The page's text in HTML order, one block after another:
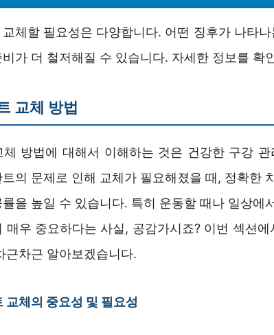
체할 필요성은 다양합니다. 어떤 징후가 나타
가 더 철저해질 수 있습니다. 자세한 정보를 확
교체 방법
체 방법에 대해서 이해하는 것은 건강한 구강
의 문제로 인해 교체가 필요해졌을 때, 정확한
을 높일 수 있습니다. 특히 운동할 때나 일상에
매우 중요하다는 사실, 공감가시죠? 이번 섹션
근차근 알아보겠습니다.
교체의 중요성 및 필요성